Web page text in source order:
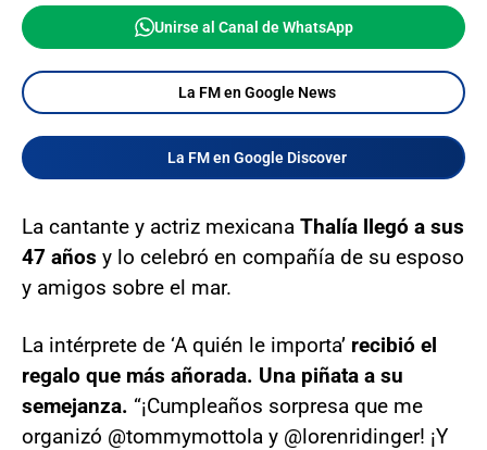
Unirse al Canal de WhatsApp
La FM en Google News
La FM en Google Discover
La cantante y actriz mexicana Thalía llegó a sus
47 años y lo celebró en compañía de su esposo
y amigos sobre el mar.
La intérprete de ‘A quién le importa’ recibió el
regalo que más añorada. Una piñata a su
semejanza. “¡Cumpleaños sorpresa que me
organizó @tommymottola y @lorenridinger! ¡Y